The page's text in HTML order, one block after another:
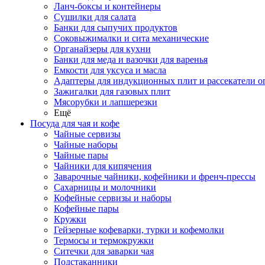
Ланч-боксы и контейнеры
Сушилки для салата
Банки для сыпучих продуктов
Соковыжималки и сита механические
Органайзеры для кухни
Банки для меда и вазочки для варенья
Емкости для уксуса и масла
Адаптеры для индукционных плит и рассекатели
Зажигалки для газовых плит
Мясорубки и лапшерезки
Ещё
Посуда для чая и кофе
Чайные сервизы
Чайные наборы
Чайные пары
Чайники для кипячения
Заварочные чайники, кофейники и френч-прессы
Сахарницы и молочники
Кофейные сервизы и наборы
Кофейные пары
Кружки
Гейзерные кофеварки, турки и кофемолки
Термосы и термокружки
Ситечки для заварки чая
Подстаканники